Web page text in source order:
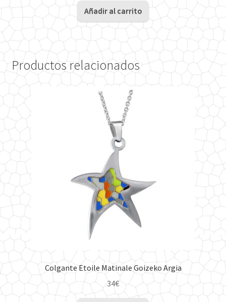
original
era:
actual
es:
24€.
Añadir al carrito
Productos relacionados
Colgante Etoile Matinale Goizeko Argia
34€